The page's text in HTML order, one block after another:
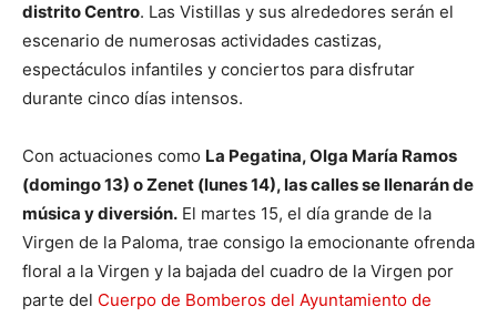
distrito Centro. Las Vistillas y sus alrededores serán el
escenario de numerosas actividades castizas,
espectáculos infantiles y conciertos para disfrutar
durante cinco días intensos.
Con actuaciones como La Pegatina, Olga María Ramos
(domingo 13) o Zenet (lunes 14), las calles se llenarán de
música y diversión. El martes 15, el día grande de la
Virgen de la Paloma, trae consigo la emocionante ofrenda
floral a la Virgen y la bajada del cuadro de la Virgen por
parte del Cuerpo de Bomberos del Ayuntamiento de